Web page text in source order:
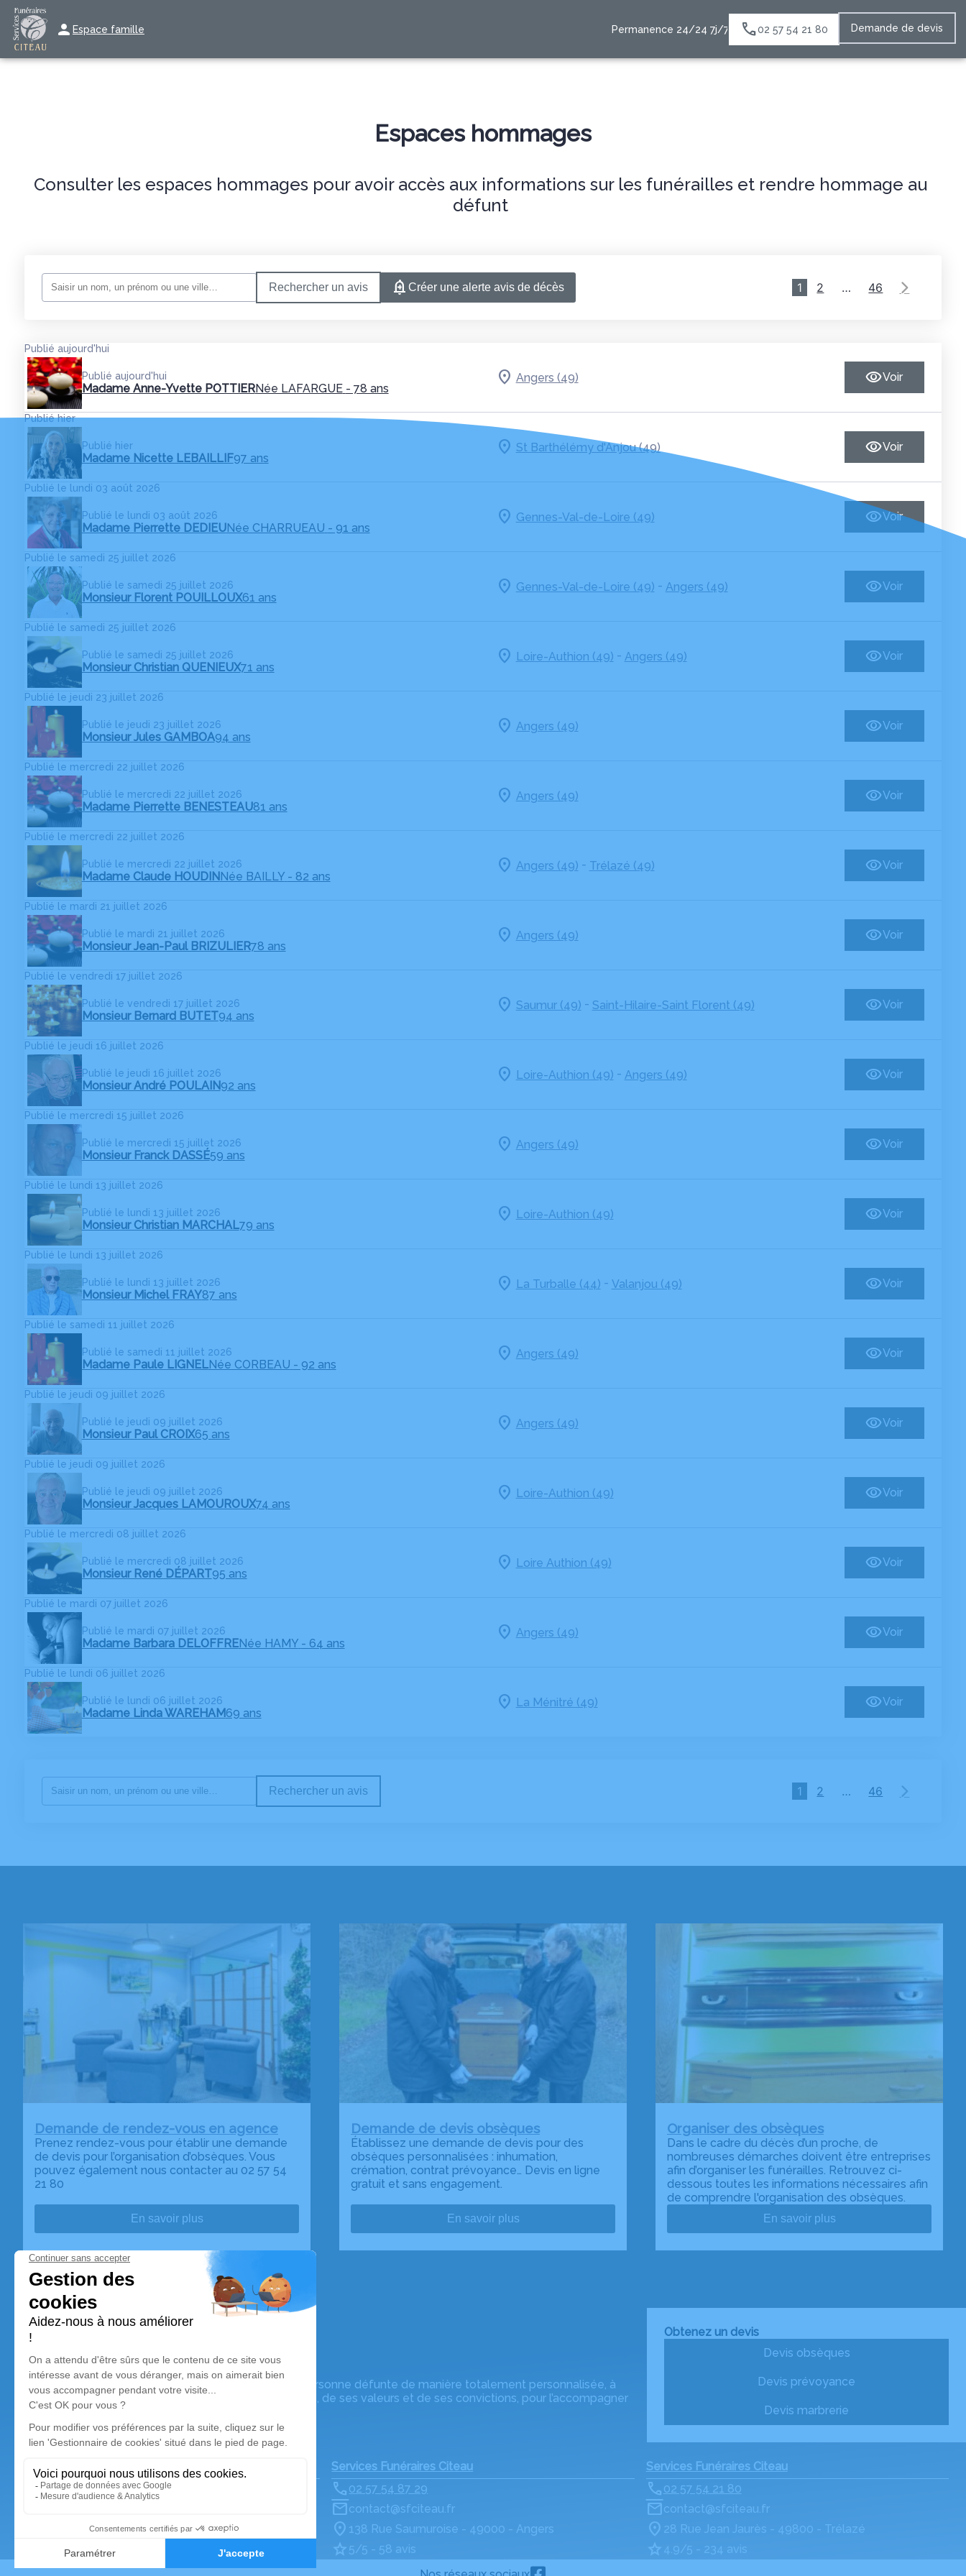
Espace famille Permanence 24/24 7j/7 02 57 54 21 80 Demande de devis
NOS SERVICES NOS AGENCES
Espaces hommages
Consulter les espaces hommages pour avoir accès aux informations sur les funérailles et rendre hommage au
défunt
Rechercher un avis Créer une alerte avis de décès 1 2 … 46
Publié aujourd'hui
Publié aujourd'hui
Madame Anne-Yvette POTTIERNée LAFARGUE - 78 ans
Angers (49) Voir
Publié hier
Publié hier
Madame Nicette LEBAILLIF97 ans
St Barthélémy d'Anjou (49) Voir
Publié le lundi 03 août 2026
Publié le lundi 03 août 2026
Madame Pierrette DEDIEUNée CHARRUEAU - 91 ans
Gennes-Val-de-Loire (49) Voir
Publié le samedi 25 juillet 2026
Publié le samedi 25 juillet 2026
Monsieur Florent POUILLOUX61 ans
Gennes-Val-de-Loire (49) - Angers (49) Voir
Publié le samedi 25 juillet 2026
Publié le samedi 25 juillet 2026
Monsieur Christian QUENIEUX71 ans
Loire-Authion (49) - Angers (49) Voir
Publié le jeudi 23 juillet 2026
Publié le jeudi 23 juillet 2026
Monsieur Jules GAMBOA94 ans
Angers (49) Voir
Publié le mercredi 22 juillet 2026
Publié le mercredi 22 juillet 2026
Madame Pierrette BENESTEAU81 ans
Angers (49) Voir
Publié le mercredi 22 juillet 2026
Publié le mercredi 22 juillet 2026
Madame Claude HOUDIN Née BAILLY - 82 ans
Angers (49) - Trélazé (49) Voir
Publié le mardi 21 juillet 2026
Publié le mardi 21 juillet 2026
Monsieur Jean-Paul BRIZULIER78 ans
Angers (49) Voir
Publié le vendredi 17 juillet 2026
Publié le vendredi 17 juillet 2026
Monsieur Bernard BUTET94 ans
Saumur (49) - Saint-Hilaire-Saint Florent (49) Voir
Publié le jeudi 16 juillet 2026
Publié le jeudi 16 juillet 2026
Monsieur André POULAIN92 ans
Loire-Authion (49) - Angers (49) Voir
Publié le mercredi 15 juillet 2026
Publié le mercredi 15 juillet 2026
Monsieur Franck DASSÉ59 ans
Angers (49) Voir
Publié le lundi 13 juillet 2026
Publié le lundi 13 juillet 2026
Monsieur Christian MARCHAL79 ans
Loire-Authion (49) Voir
Publié le lundi 13 juillet 2026
Publié le lundi 13 juillet 2026
Monsieur Michel FRAY87 ans
La Turballe (44) - Valanjou (49) Voir
Publié le samedi 11 juillet 2026
Publié le samedi 11 juillet 2026
Madame Paule LIGNELNée CORBEAU - 92 ans
Angers (49) Voir
Publié le jeudi 09 juillet 2026
Publié le jeudi 09 juillet 2026
Monsieur Paul CROIX65 ans
Angers (49) Voir
Publié le jeudi 09 juillet 2026
Publié le jeudi 09 juillet 2026
Monsieur Jacques LAMOUROUX74 ans
Loire-Authion (49) Voir
Publié le mercredi 08 juillet 2026
Publié le mercredi 08 juillet 2026
Monsieur René DÉPART95 ans
Loire Authion (49) Voir
Publié le mardi 07 juillet 2026
Publié le mardi 07 juillet 2026
Madame Barbara DELOFFRENée HAMY - 64 ans
Angers (49) Voir
Publié le lundi 06 juillet 2026
Publié le lundi 06 juillet 2026
Madame Linda WAREHAM69 ans
La Ménitré (49) Voir
Rechercher un avis 1 2 … 46
Demande de rendez-vous en agence
Prenez rendez-vous pour établir une demande
de devis pour l’organisation d’obsèques. Vous
pouvez également nous contacter au 02 57 54
21 80
En savoir plus
Demande de devis obsèques
Établissez une demande de devis pour des
obsèques personnalisées : inhumation,
crémation, contrat prévoyance… Devis en ligne
gratuit et sans engagement.
En savoir plus
Organiser des obsèques
Dans le cadre du décès d’un proche, de
nombreuses démarches doivent être entreprises
afin d’organiser les funérailles. Retrouvez ci-
dessous toutes les informations nécessaires afin
de comprendre l'organisation des obsèques.
En savoir plus
Services Funéraires Citeau
Nos équipes vous aident à honorer la mémoire de la personne défunte de manière totalement personnalisée, à
perpétuer son souvenir dans le respect de ses volontés, de ses valeurs et de ses convictions, pour l’accompagner
avec dignité dans son dernier voyage.
Obtenez un devis
Devis obsèques
Devis prévoyance
Devis marbrerie
Nos agences
Services Funéraires CITEAU
02 41 03 66 75
1 Rue des Tonneliers - 49350 - Gennes-Val-de-Loire
4.9/5 - 9 avis
Services Funéraires Citeau
02 57 54 87 29
contact@sfciteau.fr
138 Rue Saumuroise - 49000 - Angers
5/5 - 58 avis
Services Funéraires Citeau
02 57 54 21 80
contact@sfciteau.fr
28 Rue Jean Jaurès - 49800 - Trélazé
4.9/5 - 234 avis